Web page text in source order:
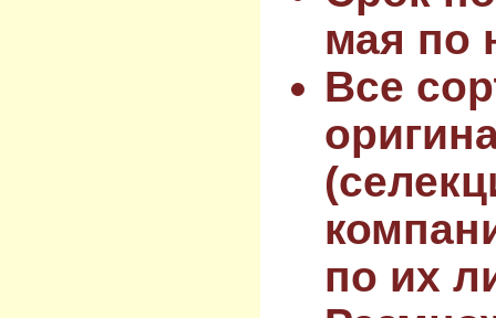
мая по
Все
по их